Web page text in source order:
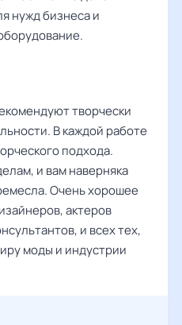
нужд бизнеса и
творчески
В каждой работе
подхода.
и вам наверняка
Очень хорошее
актеров
и всех тех,
моды и индустрии